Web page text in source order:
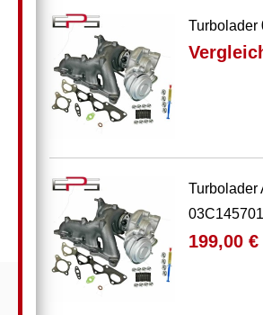
Turbolader
Turbolader
199,00 €